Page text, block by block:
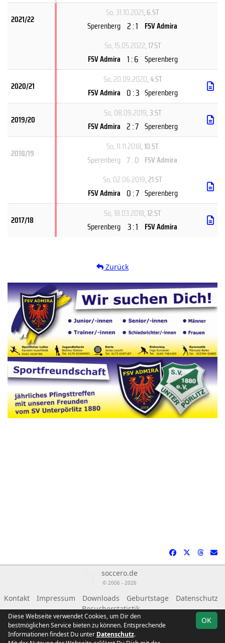
2021/22
So, 31.10.2021, 6.ST
Sperenberg 2 : 1 FSV Admira
So, 15.05.2022, 17.ST
FSV Admira 1 : 6 Sperenberg
2020/21
So, 20.09.2020, 4.ST
FSV Admira 0 : 3 Sperenberg
2019/20
So, 08.09.2019, 3.ST
FSV Admira 2 : 7 Sperenberg
2018/19
So, 11.11.2018, 10.ST
Sperenberg 7 : 0 FSV Admira
So, 02.06.2019, 21.ST
FSV Admira 0 : 7 Sperenberg
2017/18
So, 18.03.2018, 12.ST
Sperenberg 3 : 1 FSV Admira
Zurück
soccero.de
© 2006 - 2026
Kontakt Impressum Downloads Geburtstage
Datenschutz
Besucherstatistik
OK
Diese Webseite verwendet Cookies, um Dir den
bestmöglichen Service bieten zu können. Entsprechende
Informationen findest Du unter Datenschutz.